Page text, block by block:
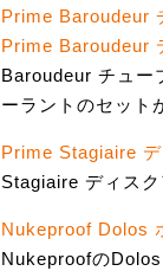
Prime Baroudeur
Prime Baroudeur
Baroudeur チュー
ーラントのセット
Prime Stagiaire デ
Stagiaire ディス
Nukeproof Dolos
Nukeproofの